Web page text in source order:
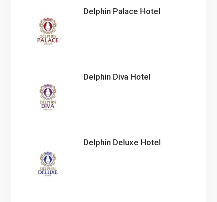
Delphin Palace Hotel
Delphin Diva Hotel
Delphin Deluxe Hotel